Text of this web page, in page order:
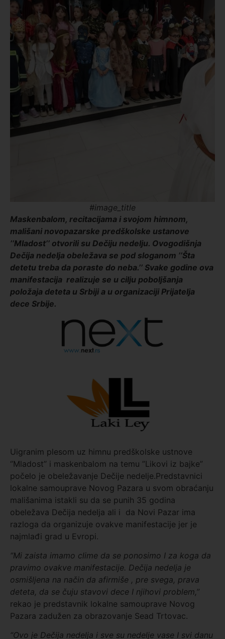
#image_title
Maskenbalom, recitacijama i svojom himnom,
mališani novopazarske predškolske ustanove
’’Mladost’’ otvorili su Dečiju nedelju. Ovogodišnja
Dečija nedelja obeležava se pod sloganom ’’Šta
detetu treba da poraste do neba.’’ Svake godine ova
manifestacija realizuje se u cilju poboljšanja
položaja deteta u Srbiji a u organizaciji Prijatelja
dece Srbije.
Uigranim plesom uz himnu predškolske ustnove
‘’Mladost’’ i maskenbalom na temu ”Likovi iz bajke”
počelo je obeležavanje Dečije nedelje.Predstavnici
lokalne samouprave Novog Pazara u svom obraćanju
mališanima istakli su da se punih 35 godina
obeležava Dečija nedelja ali i da Novi Pazar ima
razloga da organizuje ovakve manifestacije jer je
najmlađi grad u Evropi.
‘’Mi zaista imamo clime da se ponosimo I za koga da
pravimo ovakve manifestacije. Dečija nedelja je
osmišljena na način da afirmiše , pre svega, prava
deteta, da se čuju stavovi dece I njihovi problem,’’
rekao je predstavnik lokalne samouprave Novog
Pazara zadužen za obrazovanje Sead Trtovac.
‘’Ovo je Dečija nedelja i sve su nedelje vase I svi danu